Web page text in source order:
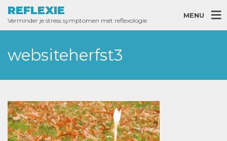
REFLEXIE
Verminder je stress symptomen met reflexologie
MENU
websiteherfst3